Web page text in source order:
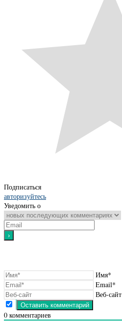
Подписаться
авторизуйтесь
Уведомить о
Имя*
Email*
Веб-сайт
0 комментариев